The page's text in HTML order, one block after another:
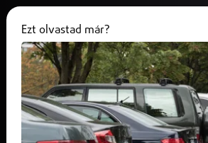
Ideiglenesen
debreceni
Ezt olvastad már?